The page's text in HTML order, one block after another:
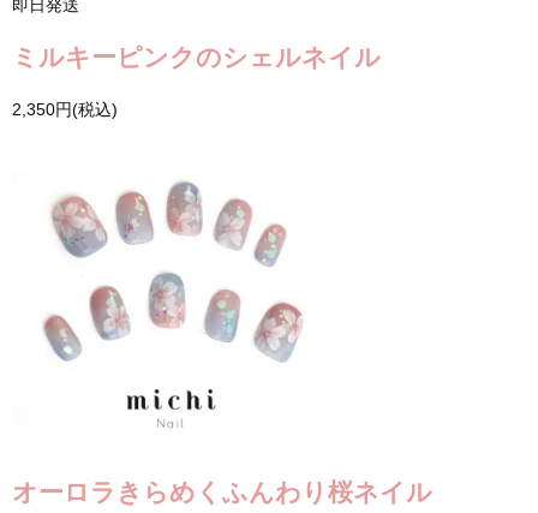
即日発送
ミルキーピンクのシェルネイル
2,350円(税込)
オーロラきらめくふんわり桜ネイル